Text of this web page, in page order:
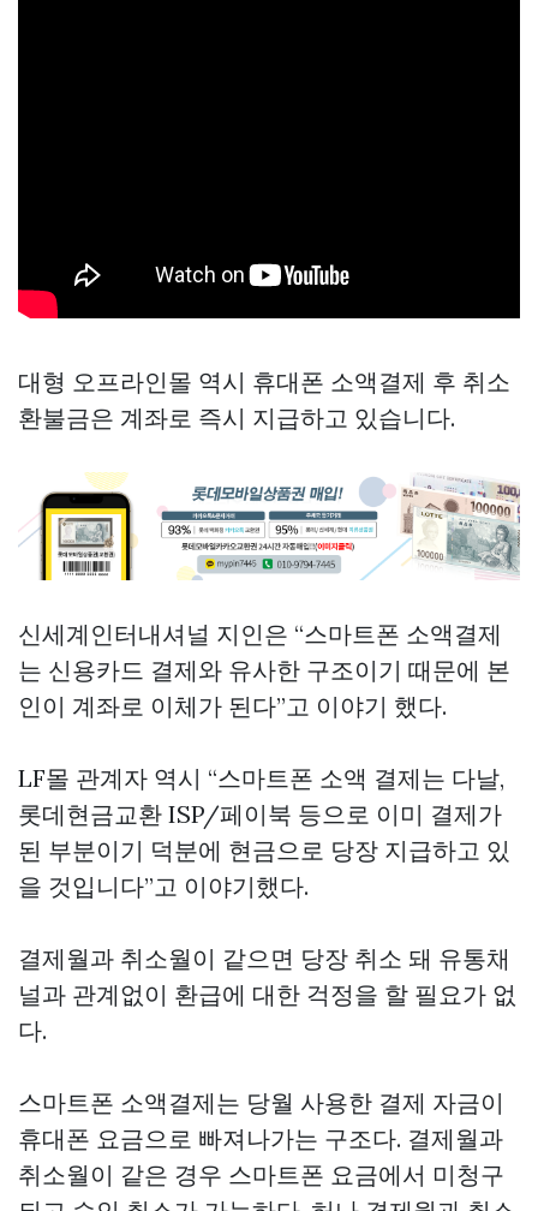
대형 오프라인몰 역시 휴대폰 소액결제 후 취소
환불금은 계좌로 즉시 지급하고 있습니다.
신세계인터내셔널 지인은 “스마트폰 소액결제
는 신용카드 결제와 유사한 구조이기 때문에 본
인이 계좌로 이체가 된다”고 이야기 했다.
LF몰 관계자 역시 “스마트폰 소액 결제는 다날,
롯데현금교환 ISP/페이북 등으로 이미 결제가
된 부분이기 덕분에 현금으로 당장 지급하고 있
을 것입니다”고 이야기했다.
결제월과 취소월이 같으면 당장 취소 돼 유통채
널과 관계없이 환급에 대한 걱정을 할 필요가 없
다.
스마트폰 소액결제는 당월 사용한 결제 자금이
휴대폰 요금으로 빠져나가는 구조다. 결제월과
취소월이 같은 경우 스마트폰 요금에서 미청구